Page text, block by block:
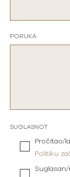
PORUKA
SUGLASNOT
Pročitao/
Politiku